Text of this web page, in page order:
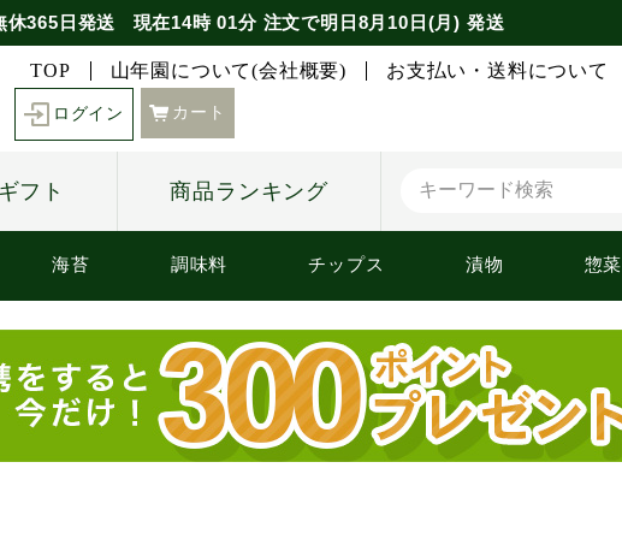
休365日発送 現在14時 01分注文で明日8月10日(月) 発送
TOP 山年園について(会社概要) お支払い・送料について
ログイン カート
ギフト 商品ランキング
海苔 調味料 チップス 漬物 惣菜